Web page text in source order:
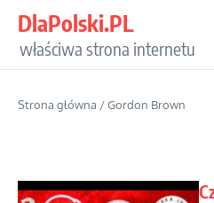
DlaPolski.PL
właściwa strona internetu
Strona główna /Gordon Brown